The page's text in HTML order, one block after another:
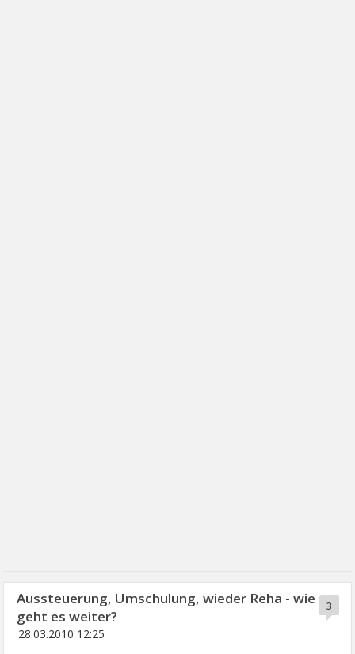
3
Aussteuerung, Umschulung, wieder Reha - wie
geht es weiter?
28.03.2010 12:25